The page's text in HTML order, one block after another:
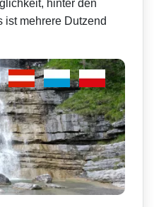
hinter den
ist mehrere Dutzend